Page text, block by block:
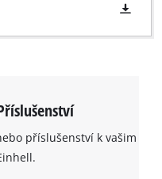
příslušenství k vašim